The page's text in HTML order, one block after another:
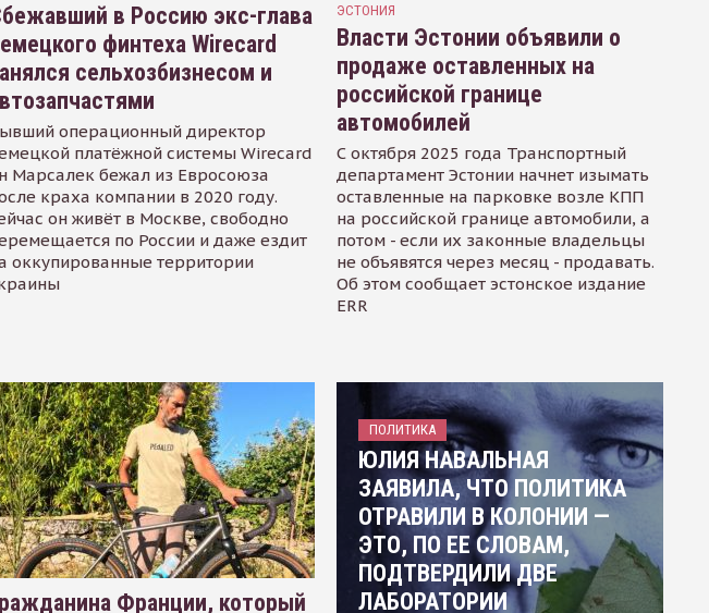
в Россию экс-глава
финтеха Wirecard
сельхозбизнесом и
операционный директор
платёжной системы Wirecard
Марсалек бежал из Евросоюза
краха компании в 2020 году.
он живёт в Москве, свободно
по России и даже ездит
оккупированные территории
ЭСТОНИЯ
Власти Эстонии объявили о
продаже оставленных на
российской границе
автомобилей
С октября 2025 года Транспортный
департамент Эстонии начнет изымать
оставленные на парковке возле КПП
на российской границе автомобили, а
потом - если их законные владельцы
не объявятся через месяц - продавать.
Об этом сообщает эстонское издание
ERR
Франции, который
ПОЛИТИКА
ЮЛИЯ НАВАЛЬНАЯ
ЗАЯВИЛА, ЧТО ПОЛИТИКА
ОТРАВИЛИ В КОЛОНИИ —
ЭТО, ПО ЕЕ СЛОВАМ,
ПОДТВЕРДИЛИ ДВЕ
ЛАБОРАТОРИИ